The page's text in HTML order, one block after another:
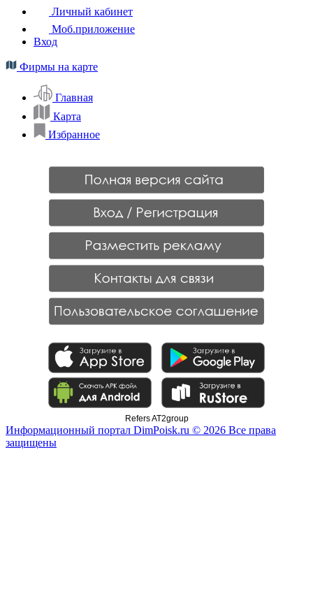
Личный кабинет
Моб.приложение
Вход
Фирмы на карте
Главная
Карта
Избранное
Refers AT2group
Информационный портал DimPoisk.ru © 2026 Все права
защищены